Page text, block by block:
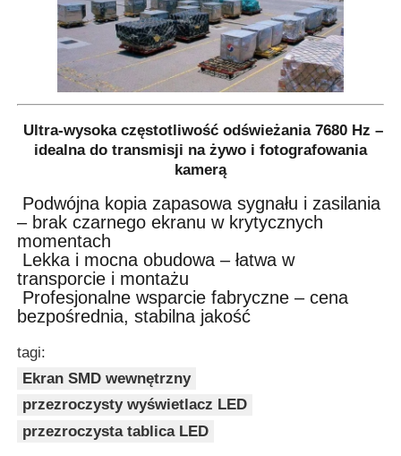
Ultra-wysoka częstotliwość odświeżania 7680 Hz –
idealna do transmisji na żywo i fotografowania
kamerą
Podwójna kopia zapasowa sygnału i zasilania
– brak czarnego ekranu w krytycznych
momentach
Lekka i mocna obudowa – łatwa w
transporcie i montażu
Profesjonalne wsparcie fabryczne – cena
bezpośrednia, stabilna jakość
tagi:
Ekran SMD wewnętrzny
przezroczysty wyświetlacz LED
przezroczysta tablica LED